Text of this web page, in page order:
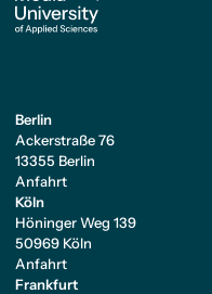
Berlin
Ackerstraße 76
13355 Berlin
Anfahrt
Köln
Höninger Weg 139
50969 Köln
Anfahrt
Frankfurt